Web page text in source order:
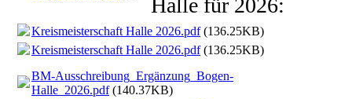
Halle für 2026:
Kreismeisterschaft Halle 2026.pdf(136.25KB)
Kreismeisterschaft Halle 2026.pdf(136.25KB)
BM-Ausschreibung_Ergänzung_Bogen-
Halle_2026.pdf(140.37KB)